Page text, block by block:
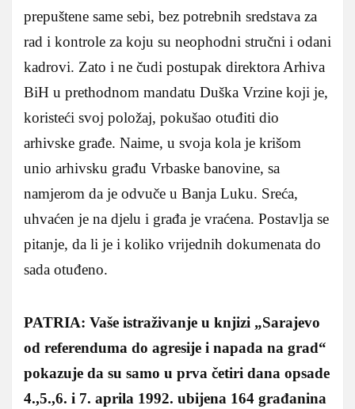
prepuštene same sebi, bez potrebnih sredstava za
rad i kontrole za koju su neophodni stručni i odani
kadrovi. Zato i ne čudi postupak direktora Arhiva
BiH u prethodnom mandatu Duška Vrzine koji je,
koristeći svoj položaj, pokušao otuđiti dio
arhivske građe. Naime, u svoja kola je krišom
unio arhivsku građu Vrbaske banovine, sa
namjerom da je odvuče u Banja Luku. Sreća,
uhvaćen je na djelu i građa je vraćena. Postavlja se
pitanje, da li je i koliko vrijednih dokumenata do
sada otuđeno.
PATRIA: Vaše istraživanje u knjizi „Sarajevo
od referenduma do agresije i napada na grad“
pokazuje da su samo u prva četiri dana opsade
4.,5.,6. i 7. aprila 1992. ubijena 164 građanina